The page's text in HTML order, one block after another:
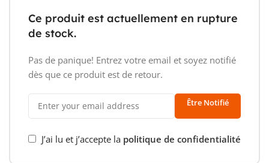
Ce produit est actuellement en rupture
de stock.
Pas de panique! Entrez votre email et soyez notifié
dès que ce produit est de retour.
Être Notifié
J’ai lu et j’accepte la politique de confidentialité